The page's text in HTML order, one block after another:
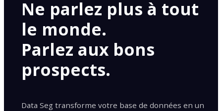
Ne parlez plus à tout
le monde.
Parlez aux bons
prospects.
Data Seg transforme votre base de données en un